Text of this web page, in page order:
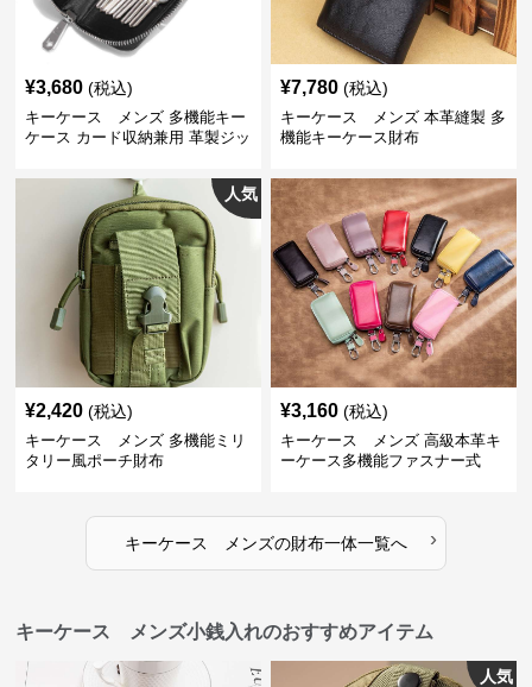
¥3,680 (税込)
キーケース メンズ 多機能キー
ケース カード収納兼用 革製ジッ
¥7,780 (税込)
キーケース メンズ 本革縫製 多
機能キーケース財布
人気
¥2,420 (税込)
キーケース メンズ 多機能ミリ
タリー風ポーチ財布
¥3,160 (税込)
キーケース メンズ 高級本革キ
ーケース多機能ファスナー式
キーケース メンズの財布一体一覧へ ›
キーケース メンズ小銭入れのおすすめアイテム
人気